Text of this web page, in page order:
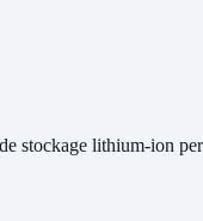
stockage lithium-ion